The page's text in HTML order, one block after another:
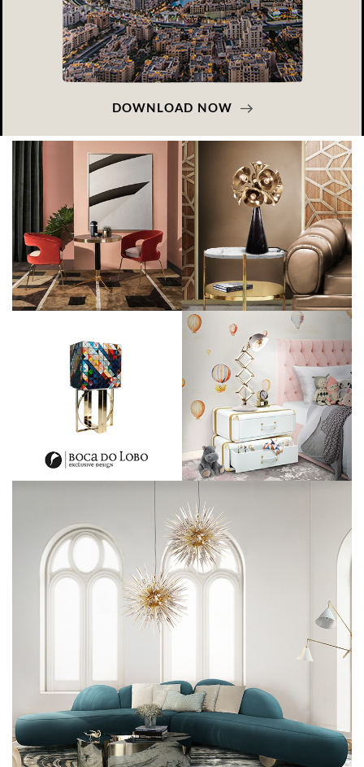
DOWNLOAD NOW